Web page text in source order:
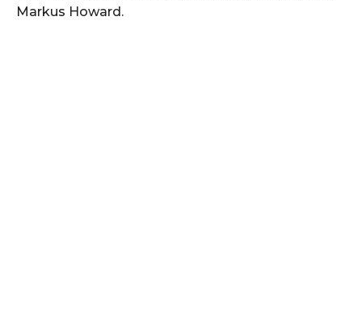
Markus Howard.